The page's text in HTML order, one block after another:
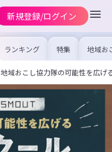
新規登録/ログイン
ランキング 特集 地域お
の求
を集め
事内容
を比較
合った
けよう
地域おこし協力隊の可能性を広げ